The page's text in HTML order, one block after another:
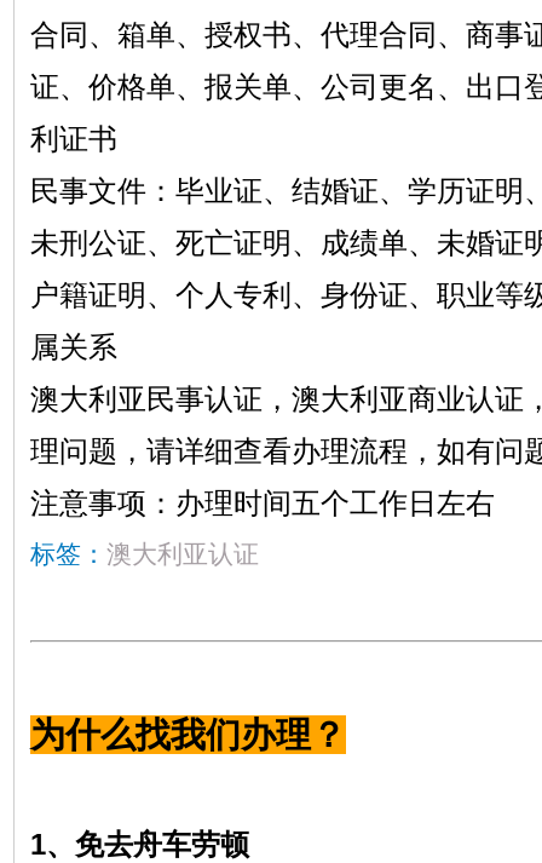
合同、箱单、授权书、代理合同、商事
证、价格单、报关单、公司更名、出口
利证书
民事文件：毕业证、结婚证、学历证明
未刑公证、死亡证明、成绩单、未婚证
户籍证明、个人专利、身份证、职业等
属关系
澳大利亚民事认证，澳大利亚商业认证
理问题，请详细查看办理流程，如有问
注意事项：办理时间五个工作日左右
标签： 澳大利亚认证
为什么找我们办理？
1、免去舟车劳顿